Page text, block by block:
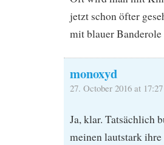
jetzt schon öfter
mit blauer Banderole
monoxyd
27. October 2016 at 17:27
Ja, klar. Tatsächlich
meinen lautstark